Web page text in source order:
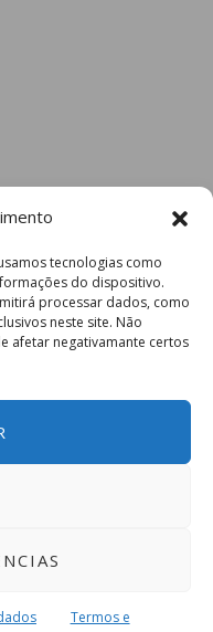
tecnologias como
do dispositivo.
processar dados, como
neste site. Não
afetar negativamante certos
Termos e